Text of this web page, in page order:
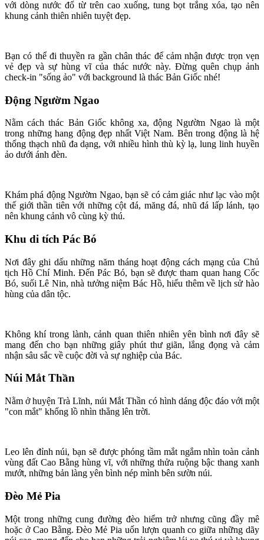
với dòng nước đổ từ trên cao xuống, tung bọt trắng xóa, tạo nên
khung cảnh thiên nhiên tuyệt đẹp.
Bạn có thể đi thuyền ra gần chân thác để cảm nhận được trọn vẹn
vẻ đẹp và sự hùng vĩ của thác nước này. Đừng quên chụp ảnh
check-in "sống ảo" với background là thác Bản Giốc nhé!
Động Ngườm Ngao
Nằm cách thác Bản Giốc không xa, động Ngườm Ngao là một
trong những hang động đẹp nhất Việt Nam. Bên trong động là hệ
thống thạch nhũ đa dạng, với nhiều hình thù kỳ lạ, lung linh huyền
ảo dưới ánh đèn.
Khám phá động Ngườm Ngao, bạn sẽ có cảm giác như lạc vào một
thế giới thần tiên với những cột đá, măng đá, nhũ đá lấp lánh, tạo
nên khung cảnh vô cùng kỳ thú.
Khu di tích Pác Bó
Nơi đây ghi dấu những năm tháng hoạt động cách mạng của Chủ
tịch Hồ Chí Minh. Đến Pác Bó, bạn sẽ được tham quan hang Cốc
Bó, suối Lê Nin, nhà tưởng niệm Bác Hồ, hiểu thêm về lịch sử hào
hùng của dân tộc.
Không khí trong lành, cảnh quan thiên nhiên yên bình nơi đây sẽ
mang đến cho bạn những giây phút thư giãn, lắng đọng và cảm
nhận sâu sắc về cuộc đời và sự nghiệp của Bác.
Núi Mắt Thần
Nằm ở huyện Trà Lĩnh, núi Mắt Thần có hình dáng độc đáo với một
"con mắt" khổng lồ nhìn thẳng lên trời.
Leo lên đỉnh núi, bạn sẽ được phóng tầm mắt ngắm nhìn toàn cảnh
vùng đất Cao Bằng hùng vĩ, với những thửa ruộng bậc thang xanh
mướt, những bản làng yên bình nép mình bên sườn núi.
Đèo Mẻ Pia
Một trong những cung đường đèo hiểm trở nhưng cũng đầy mê
hoặc ở Cao Bằng. Đèo Mẻ Pia uốn lượn quanh co giữa những dãy